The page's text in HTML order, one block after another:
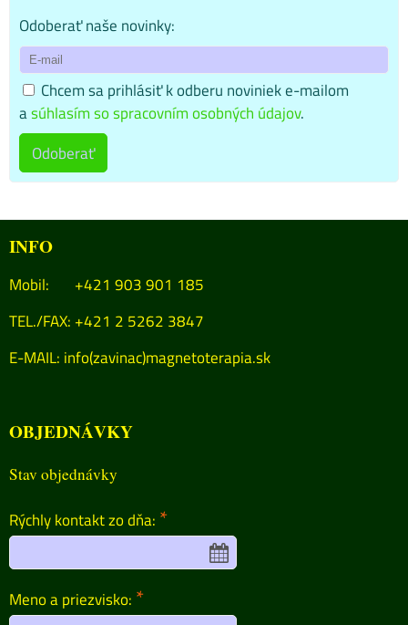
Odoberať naše novinky:
Chcem sa prihlásiť k odberu noviniek e-mailom
asúhlasím so spracovním osobných údajov.
Odoberať
INFO
Mobil: +421 903 901 185
TEL./FAX: +421 2 5262 3847
E-MAIL: info(zavinac)magnetoterapia.sk
OBJEDNÁVKY
Stav objednávky
Rýchly kontakt zo dňa: *
Meno a priezvisko: *